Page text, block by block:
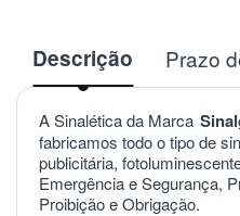
Descrição Prazo
A Sinalética da Marca
fabricamos todo o tipo de
publicitária,
Emergência e Segurança,
Proibição e Obrigação.